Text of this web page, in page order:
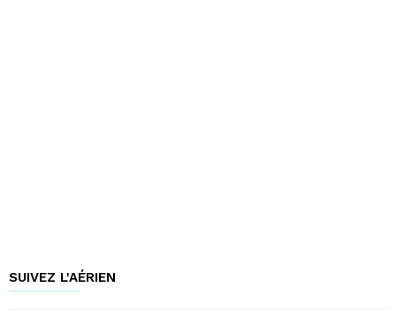
SUIVEZ L'AÉRIEN